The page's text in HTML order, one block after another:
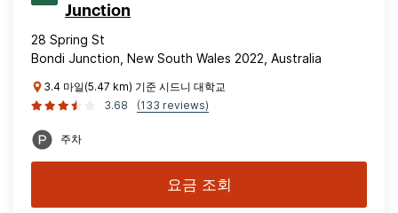
Junction
28 Spring St
Bondi Junction, New South Wales 2022, Australia
3.4 마일(5.47 km) 기준 시드니 대학교
3.68
(133 reviews)
주차
요금 조회